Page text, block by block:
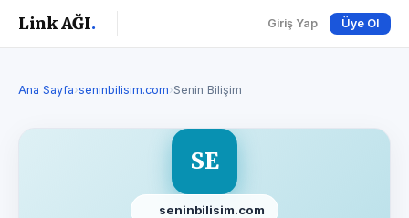
Link AĞI. Giriş Yap Üye Ol
Ana Sayfa›seninbilisim.com›Senin Bilişim
SE
seninbilisim.com